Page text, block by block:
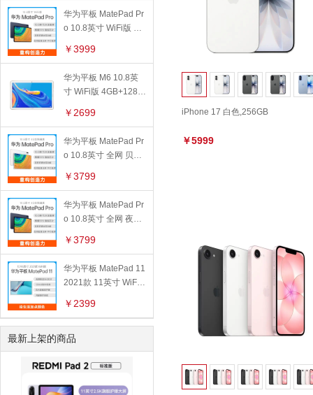
华为平板 MatePad Pr
o 10.8英寸 WiFi版 夜
￥3999
华为平板 M6 10.8英
寸 WiFi版 4GB+128G
￥2699
华为平板 MatePad Pr
o 10.8英寸 全网 贝母
￥3799
华为平板 MatePad Pr
o 10.8英寸 全网 夜阑
￥3799
华为平板 MatePad 11
2021款 11英寸 WiFi
￥2399
最新上架的商品
iPhone 17 白色,256GB
￥5999